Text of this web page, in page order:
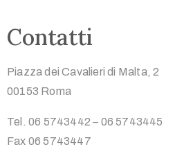
Contatti
Piazza dei Cavalieri di Malta, 2
00153 Roma
Tel. 06 5743442 – 06 5743445
Fax 06 5743447